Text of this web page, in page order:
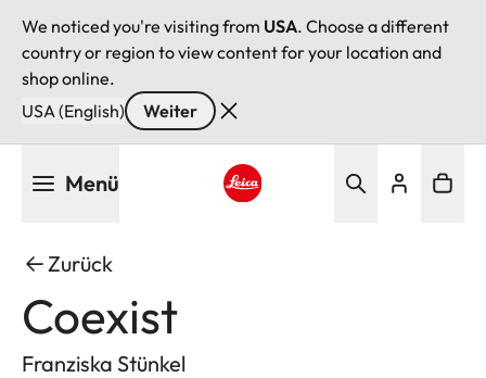
We noticed you're visiting from USA. Choose a different
country or region to view content for your location and
shop online.
USA (English)
Weiter
Menü
Zurück
Coexist
Franziska Stünkel